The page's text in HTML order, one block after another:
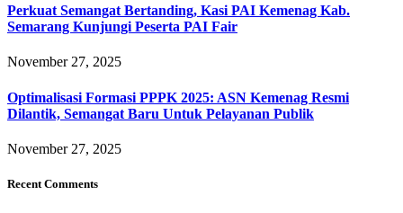
Perkuat Semangat Bertanding, Kasi PAI Kemenag Kab.
Semarang Kunjungi Peserta PAI Fair
November 27, 2025
Optimalisasi Formasi PPPK 2025: ASN Kemenag Resmi
Dilantik, Semangat Baru Untuk Pelayanan Publik
November 27, 2025
Recent Comments